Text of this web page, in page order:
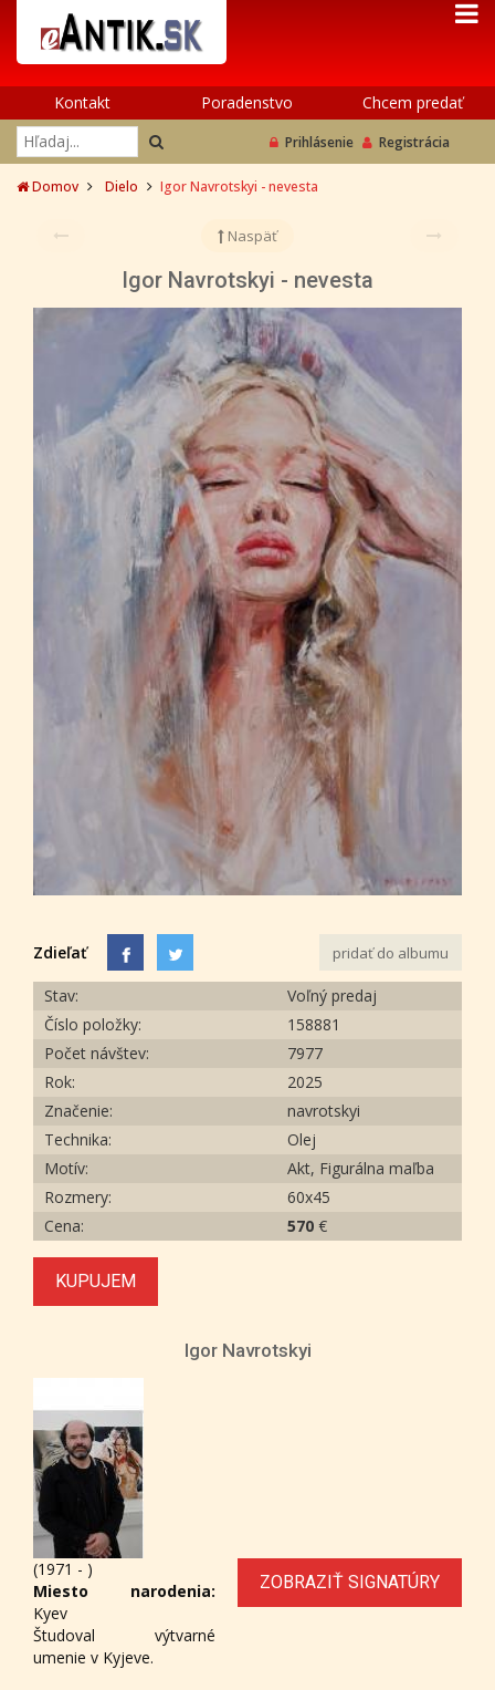
Kontakt Poradenstvo Chcem predať
Prihlásenie Registrácia
Domov Dielo Igor Navrotskyi - nevesta
Naspäť
Igor Navrotskyi - nevesta
Zdieľať pridať do albumu
Stav:
Voľný predaj
Číslo položky:
158881
Počet návštev:
7977
Rok:
2025
Značenie:
navrotskyi
Technika:
Olej
Motív:
Akt, Figurálna maľba
Rozmery:
60х45
Cena:
570 €
KUPUJEM
Igor Navrotskyi
ZOBRAZIŤ SIGNATÚRY
(1971 - )
Miesto narodenia:
Kyev
Študoval výtvarné
umenie v Kyjeve.